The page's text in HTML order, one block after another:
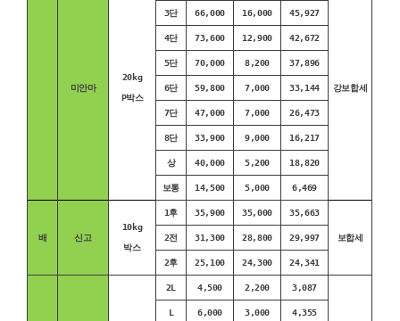
미안마
20kg
P박스
강보합세
3단 66,000 16,000 45,927
4단 73,600 12,900 42,672
5단 70,000 8,200 37,896
6단 59,800 7,000 33,144
7단 47,000 7,000 26,473
8단 33,900 9,000 16,217
상 40,000 5,200 18,820
보통 14,500 5,000 6,469
배 신고
10kg
박스
1후 35,900 35,000 35,663
보합세
2전 31,300 28,800 29,997
2후 25,100 24,300 24,341
2L 4,500 2,200 3,087
L 6,000 3,000 4,355